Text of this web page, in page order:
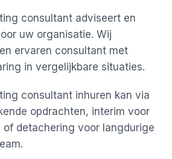
consultant adviseert en
uw organisatie. Wij
ervaren consultant met
in vergelijkbare situaties.
consultant inhuren kan via
opdrachten, interim voor
of detachering voor langdurige